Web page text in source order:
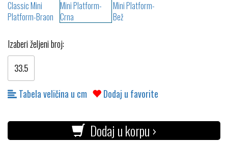
Izaberi željeni broj:
33.5
Tabela veličina u cm Dodaj u favorite
Dodaj u korpu ›